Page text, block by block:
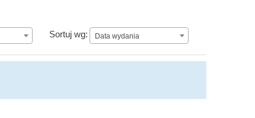
Sortuj wg: Data wydania
Data wydania